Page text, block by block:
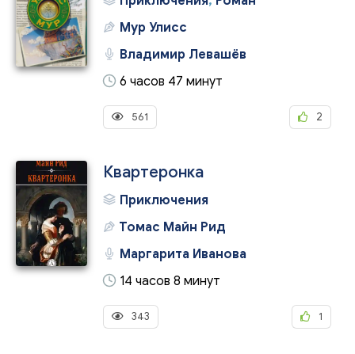
Мур Улисс
Владимир Левашёв
6 часов 47 минут
561 2
Квартеронка
Приключения
Томас Майн Рид
Маргарита Иванова
14 часов 8 минут
343 1